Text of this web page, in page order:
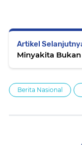
Artikel
Minyakita
Berita Nasional